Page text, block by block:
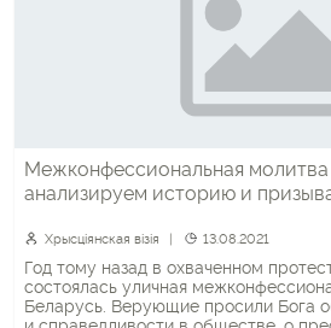
Межконфессиональная
анализируем историю и
Хрысціянская візія 13.08.2021
Год тому назад в охваченном
состоялась уличная
Беларусь. Верующие просили Бога